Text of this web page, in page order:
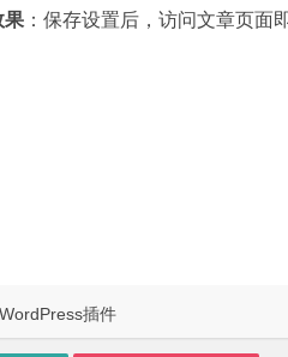
果 ：保存设置后，访问文章页面
WordPress插件